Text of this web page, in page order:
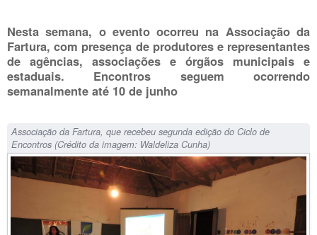
Nesta semana, o evento ocorreu na Associação da
Fartura, com presença de produtores e representantes
de agências, associações e órgãos municipais e
estaduais. Encontros seguem ocorrendo
semanalmente até 10 de junho
Associação da Fartura, que recebeu segunda edição do Ciclo de
Encontros (Crédito da imagem: Waldeliza Cunha)